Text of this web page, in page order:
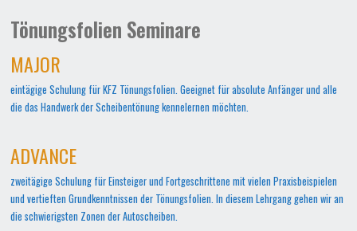
Tönungsfolien Seminare
MAJOR
eintägige Schulung für KFZ Tönungsfolien. Geeignet für absolute Anfänger und alle
die das Handwerk der Scheibentönung kennelernen möchten.
ADVANCE
zweitägige Schulung für Einsteiger und Fortgeschrittene mit vielen Praxisbeispielen
und vertieften Grundkenntnissen der Tönungsfolien. In diesem Lehrgang gehen wir an
die schwierigsten Zonen der Autoscheiben.